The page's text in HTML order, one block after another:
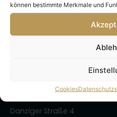
können bestimmte Merkmale und
Cookies
Danziger Straße 4